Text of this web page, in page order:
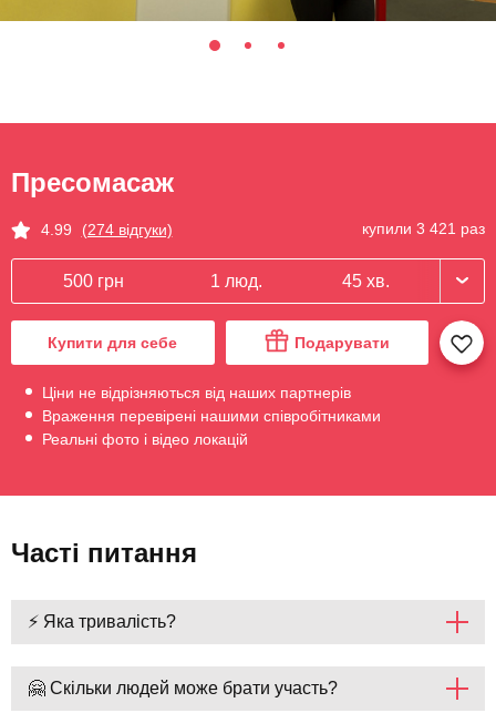
Пресомасаж
4.99 (274 відгуки) купили 3 421 раз
500 грн 1 люд. 45 хв.
Купити для себе Подарувати
Ціни не відрізняються від наших партнерів
Враження перевірені нашими співробітниками
Реальні фото і відео локацій
Часті питання
⚡ Яка тривалість?
🤗 Скільки людей може брати участь?